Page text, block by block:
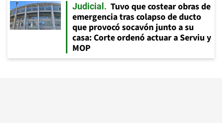
Judicial
Tuvo que costear obras de
emergencia tras colapso de ducto
que provocó socavón junto a su
casa: Corte ordenó actuar a Serviu y
MOP